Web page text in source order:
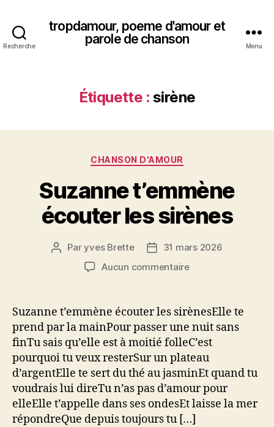
Recherche
tropdamour, poeme d'amour et
parole de chanson
Menu
Étiquette : sirène
Catégories
CHANSON D'AMOUR
Suzanne t’emmène
écouter les sirènes
Auteur
l’article
Paryves Brette
Date31 mars 2026
Aucun commentairesur
écouter
sirènes
Suzanne t’emmène écouter les sirènesElle te
prend par la mainPour passer une nuit sans
finTu sais qu’elle est à moitié folleC’est
pourquoi tu veux resterSur un plateau
d’argentElle te sert du thé au jasminEt quand tu
voudrais lui direTu n’as pas d’amour pour
elleElle t’appelle dans ses ondesEt laisse la mer
répondreQue depuis toujours tu […]